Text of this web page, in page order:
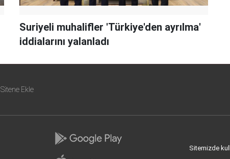
Suriyeli muhalifler 'Türkiye'den ayrılma'
iddialarını yalanladı
Sitene Ekle
Sitemizde